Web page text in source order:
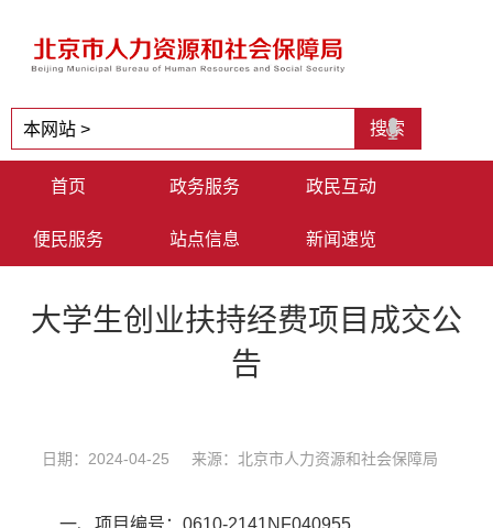
首页 政务服务 政民互动
便民服务 站点信息 新闻速览
大学生创业扶持经费项目成交公
告
日期：2024-04-25 来源：北京市人力资源和社会保障局